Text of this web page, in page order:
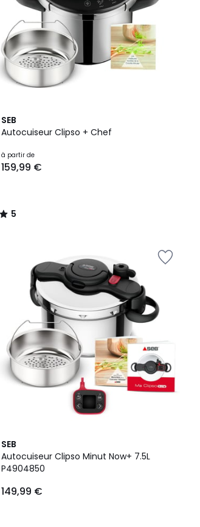
SEB
Autocuiseur Clipso + Chef
à partir de
159,99 €
5
/
5
/
SEB
Autocuiseur Clipso Minut Now+ 7.5L
P4904850
149,99 €
4,9
/ 5